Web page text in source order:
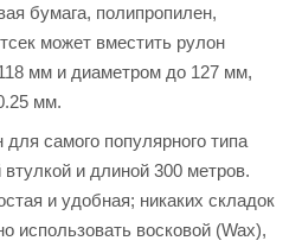
бумага, полипропилен,
может вместить рулон
мм и диаметром до 127 мм,
мм.
самого популярного типа
и длиной 300 метров.
и удобная; никаких складок
использовать восковой (Wax),